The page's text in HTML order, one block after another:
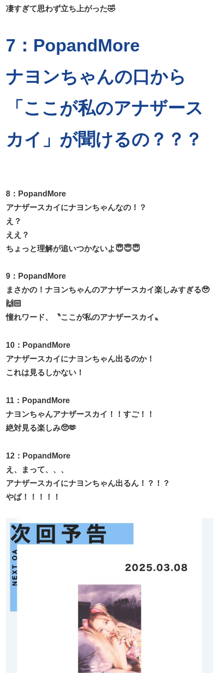
凄すぎて思わず立ち上がった🤣
7：PopandMore
ナヨンちゃんの口から
「ここが私のアナザース
カイ」が聞けるの？？？
8：PopandMore
アナザースカイにナヨンちゃんなの！？
え？
ええ？
ちょっと理解が追いつかないよ😇😇😇
9：PopandMore
まさかの！ナヨンちゃんのアナザースカイ楽しみすぎる🥹
🙌🏻
憧れワード、〝ここが私のアナザースカイ〟
10：PopandMore
アナザースカイにナヨンちゃん出るのか！
これは見るしかない！
11：PopandMore
ナヨンちゃんアナザースカイ！！すご！！
絶対見る楽しみ🥺🫶
12：PopandMore
え、まって、、、
アナザースカイにナヨンちゃん出るん！？！？
やば！！！！！